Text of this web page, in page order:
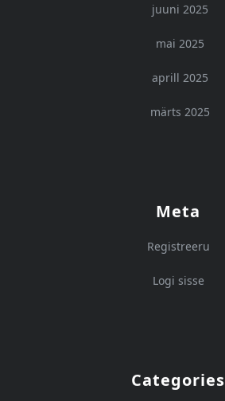
juuni 2025
mai 2025
aprill 2025
märts 2025
Meta
Registreeru
Logi sisse
Categories